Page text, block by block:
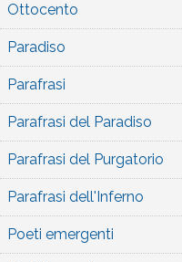
Ottocento
Paradiso
Parafrasi
Parafrasi del Paradiso
Parafrasi del Purgatorio
Parafrasi dell'Inferno
Poeti emergenti